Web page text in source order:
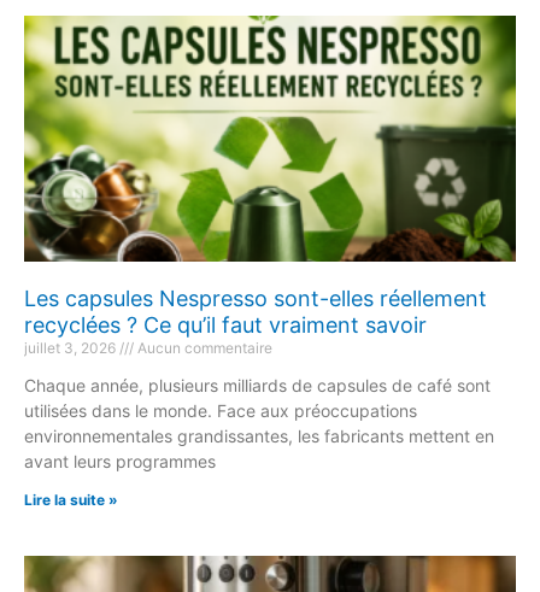
Les capsules Nespresso sont-elles réellement
recyclées ? Ce qu’il faut vraiment savoir
juillet 3, 2026 Aucun commentaire
Chaque année, plusieurs milliards de capsules de café sont
utilisées dans le monde. Face aux préoccupations
environnementales grandissantes, les fabricants mettent en
avant leurs programmes
Lire la suite »